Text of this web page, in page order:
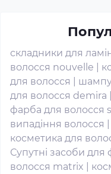
складники для
волосся nouvelle
для волосся
для волосся demira
фарба для волосся
випадіння волосся
косметика для
Супутні засоби для
волосся matrix